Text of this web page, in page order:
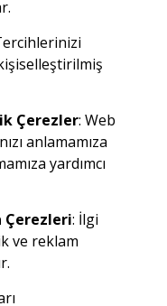
Çerezler: Web
anlamamıza
yardımcı
Çerezleri: İlgi
ve reklam